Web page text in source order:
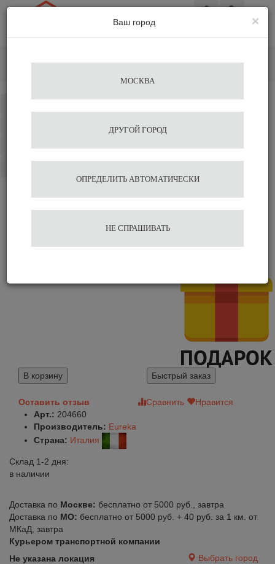
Кофемолка Helios 85 PRO
B Matt Black
В корзину Быстрый заказ
Оставить отзыв Сравнить
Нравится
Арт.: 204660
Производитель: Eureka
Страна: Италия
Склад 1-2 дня:
в наличии
Доставка по Москве: бесплатно от 5000 руб., завтра
Доставка по МО: бесплатно от 5000 руб. + 40 руб. за 1 км. от
МКаД, завтра
Курьером транспортной компании
Не указана локация
Выбрать город
×
Ваш город
МОСКВА
ДРУГОЙ ГОРОД
ОПРЕДЕЛИТЬ АВТОМАТИЧЕСКИ
НЕ СПРАШИВАТЬ